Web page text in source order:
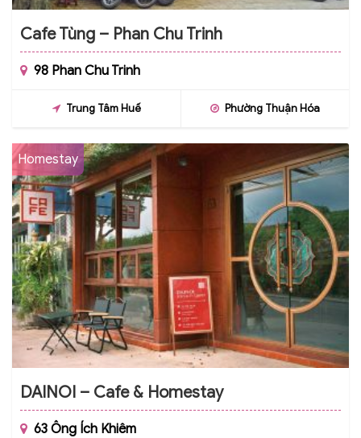
Cafe Tùng – Phan Chu Trinh
98 Phan Chu Trinh
Trung Tâm Huế Phường Thuận Hóa
Homestay
DAINOI – Cafe & Homestay
63 Ông Ích Khiêm